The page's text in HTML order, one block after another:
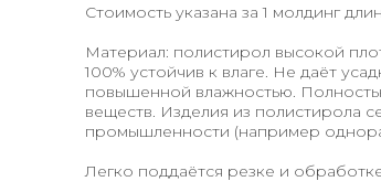
Стоимость указана за 1 молдинг
Материал: полистирол высокой
100% устойчив к влаге. Не даёт
повышенной влажностью.
веществ. Изделия из полистирола
промышленности (например
Легко поддаётся резке и